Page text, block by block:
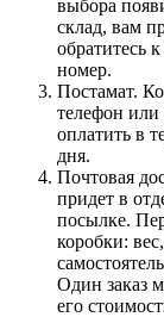
выбора
склад, вам
обратитесь
номер.
Постамат.
телефон
оплатить в
дня.
Почтовая
придет в
посылке.
коробки:
Один заказ
его